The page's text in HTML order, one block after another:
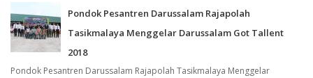
Pondok Pesantren Darussalam Rajapolah
Tasikmalaya Menggelar Darussalam Got Tallent
2018
Pondok Pesantren Darussalam Rajapolah Tasikmalaya Menggelar